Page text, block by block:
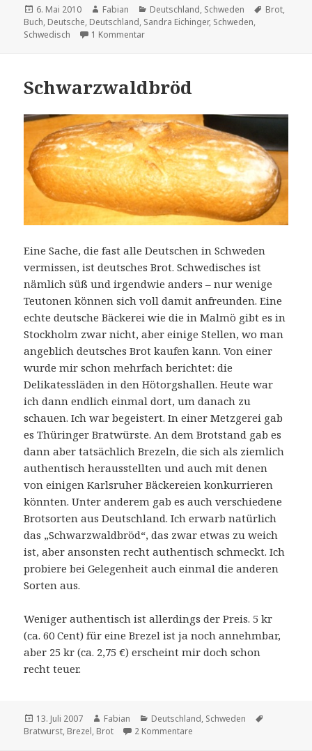
Veröffentlicht
am
6. Mai 2010 Autor
Fabian Kategorien
Deutschland, Schweden Brot,
Buch, Deutsche, Deutschland, Sandra Eichinger, Schweden,
Schwedisch
1 Kommentarzu Nochmal Zäune oder wie
Schwarzwaldbröd
Eine Sache, die fast alle Deutschen in Schweden
vermissen, ist deutsches Brot. Schwedisches ist
nämlich süß und irgendwie anders – nur wenige
Teutonen können sich voll damit anfreunden. Eine
echte deutsche Bäckerei wie die in Malmö gibt es in
Stockholm zwar nicht, aber einige Stellen, wo man
angeblich deutsches Brot kaufen kann. Von einer
wurde mir schon mehrfach berichtet: die
Delikatessläden in den Hötorgshallen. Heute war
ich dann endlich einmal dort, um danach zu
schauen. Ich war begeistert. In einer Metzgerei gab
es Thüringer Bratwürste. An dem Brotstand gab es
dann aber tatsächlich Brezeln, die sich als ziemlich
authentisch herausstellten und auch mit denen
von einigen Karlsruher Bäckereien konkurrieren
könnten. Unter anderem gab es auch verschiedene
Brotsorten aus Deutschland. Ich erwarb natürlich
das „Schwarzwaldbröd“, das zwar etwas zu weich
ist, aber ansonsten recht authentisch schmeckt. Ich
probiere bei Gelegenheit auch einmal die anderen
Sorten aus.
Weniger authentisch ist allerdings der Preis. 5 kr
(ca. 60 Cent) für eine Brezel ist ja noch annehmbar,
aber 25 kr (ca. 2,75 €) erscheint mir doch schon
recht teuer.
Veröffentlicht
am
13. Juli 2007 Autor
Fabian Kategorien
Deutschland, Schweden
Bratwurst, Brezel, Brot 2 Kommentare